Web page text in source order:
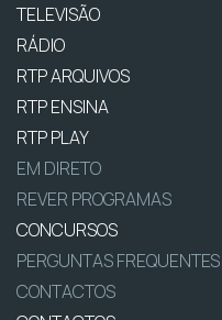
TELEVISÃO
RÁDIO
RTP ARQUIVOS
RTP ENSINA
RTP PLAY
EM DIRETO
REVER PROGRAMAS
CONCURSOS
PERGUNTAS FREQUENTES
CONTACTOS